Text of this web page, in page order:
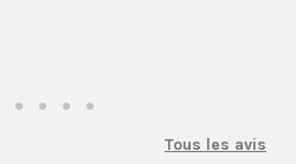
Tous les avis